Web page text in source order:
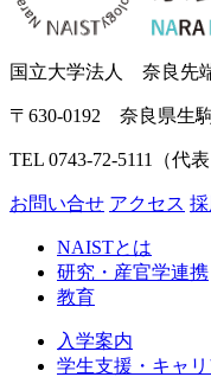
国立大学法人 奈良先
〒630-0192 奈良県生
TEL 0743-72-5111（代表
お問い合せ アクセス
NAISTとは
研究・産官学連携
教育
入学案内
学生支援・キャリ